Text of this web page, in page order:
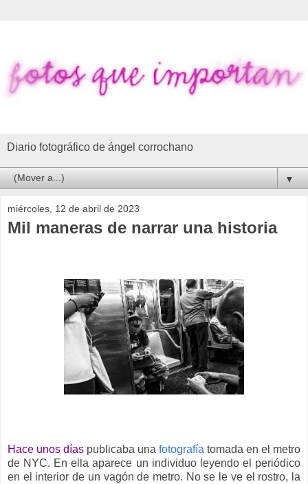
Diario fotográfico de ángel corrochano
▼
miércoles, 12 de abril de 2023
Mil maneras de narrar una historia
Hace unos días publicaba una fotografía tomada en el metro
de NYC. En ella aparece un individuo leyendo el periódico
en el interior de un vagón de metro. No se le ve el rostro, la